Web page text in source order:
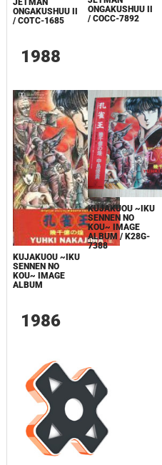
ONGAKUSHUU II
/ COTC-1685
ONGAKUSHUU II
/ COCC-7892
1988
KUJAKUOU ~IKU
SENNEN NO
KOU~ IMAGE
ALBUM
KUJAKUOU ~IKU
SENNEN NO
KOU~ IMAGE
ALBUM / K28G-
7388
1986